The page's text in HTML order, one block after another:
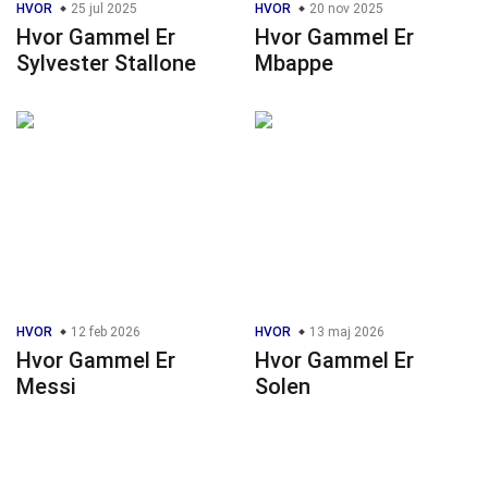
HVOR 25 jul 2025
Hvor Gammel Er
Sylvester Stallone
HVOR 20 nov 2025
Hvor Gammel Er
Mbappe
HVOR 12 feb 2026
Hvor Gammel Er
Messi
HVOR 13 maj 2026
Hvor Gammel Er
Solen